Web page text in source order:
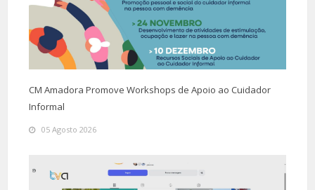
CM Amadora Promove Workshops de Apoio ao Cuidador
Informal
05 Agosto 2026